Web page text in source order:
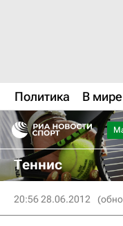
Политика В мире
Теннис
20:56 28.06.2012